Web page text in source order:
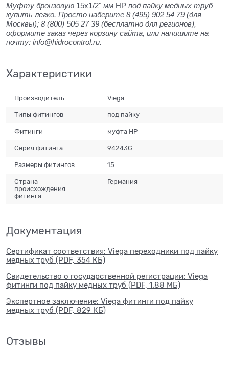
Муфту бронзовую 15x1/2" мм НР под пайку медных труб
купить легко. Просто наберите 8 (495) 902 54 79 (для
Москвы); 8 (800) 505 27 39 (бесплатно для регионов),
оформите заказ через корзину сайта, или напишите на
почту: info@hidrocontrol.ru.
Характеристики
Производитель Viega
Типы фитингов под пайку
Фитинги муфта НР
Серия фитинга 94243G
Размеры фитингов 15
Страна
происхождения
фитинга
Германия
Документация
Сертификат соответствия: Viega переходники под пайку
медных труб (PDF, 354 КБ)
Свидетельство о государственной регистрации: Viega
фитинги под пайку медных труб (PDF, 1.88 МБ)
Экспертное заключение: Viega фитинги под пайку
медных труб (PDF, 829 КБ)
Отзывы